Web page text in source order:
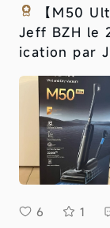
【M50
Jeff BZH le
ication par
6 1